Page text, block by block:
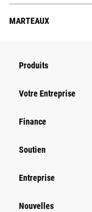
MARTEAUX
Produits
Votre Entreprise
Finance
Soutien
Entreprise
Nouvelles